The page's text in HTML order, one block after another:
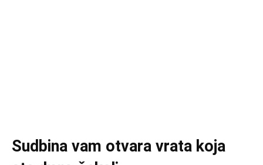
Sudbina vam otvara vrata koja